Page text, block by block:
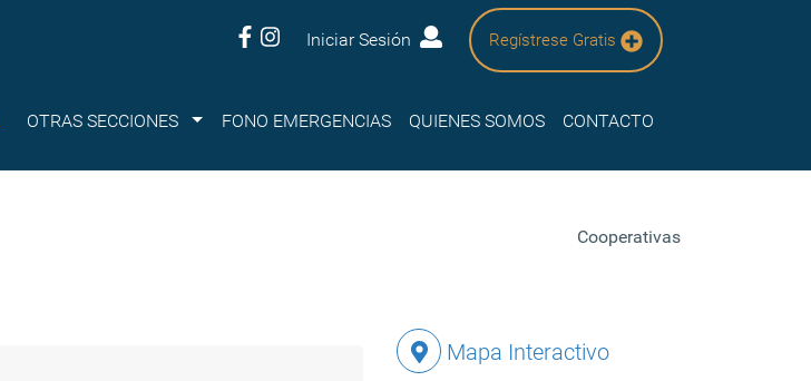
Iniciar Sesión Regístrese Gratis
OTRAS SECCIONES Submenu
FONO EMERGENCIAS QUIENES SOMOS CONTACTO
Cooperativas
Mapa Interactivo